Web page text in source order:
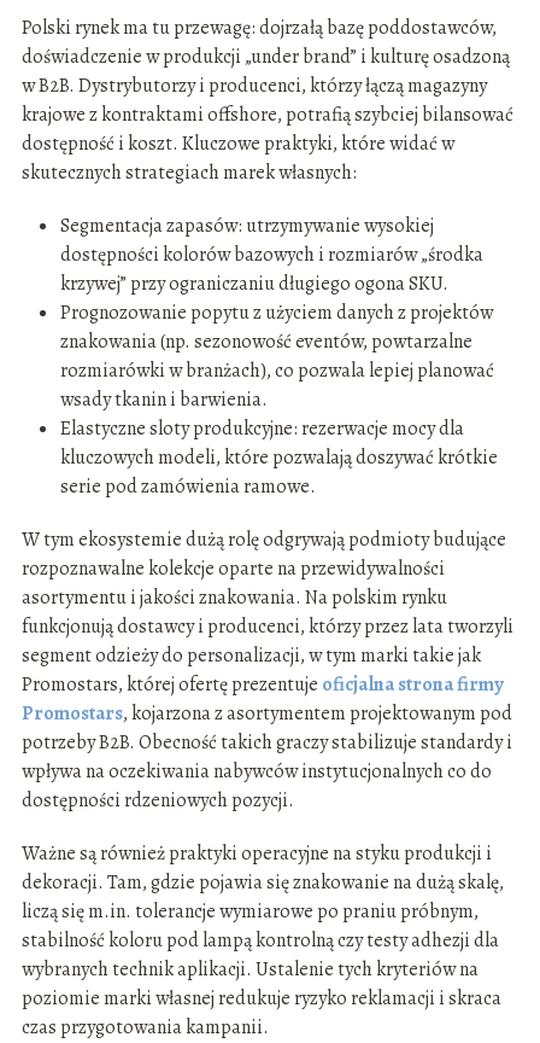
Polski rynek ma tu przewagę: dojrzałą bazę poddostawców,
doświadczenie w produkcji „under brand” i kulturę osadzoną
w B2B. Dystrybutorzy i producenci, którzy łączą magazyny
krajowe z kontraktami offshore, potrafią szybciej bilansować
dostępność i koszt. Kluczowe praktyki, które widać w
skutecznych strategiach marek własnych:
Segmentacja zapasów: utrzymywanie wysokiej
dostępności kolorów bazowych i rozmiarów „środka
krzywej” przy ograniczaniu długiego ogona SKU.
Prognozowanie popytu z użyciem danych z projektów
znakowania (np. sezonowość eventów, powtarzalne
rozmiarówki w branżach), co pozwala lepiej planować
wsady tkanin i barwienia.
Elastyczne sloty produkcyjne: rezerwacje mocy dla
kluczowych modeli, które pozwalają doszywać krótkie
serie pod zamówienia ramowe.
W tym ekosystemie dużą rolę odgrywają podmioty budujące
rozpoznawalne kolekcje oparte na przewidywalności
asortymentu i jakości znakowania. Na polskim rynku
funkcjonują dostawcy i producenci, którzy przez lata tworzyli
segment odzieży do personalizacji, w tym marki takie jak
Promostars, której ofertę prezentuje oficjalna strona firmy
Promostars, kojarzona z asortymentem projektowanym pod
potrzeby B2B. Obecność takich graczy stabilizuje standardy i
wpływa na oczekiwania nabywców instytucjonalnych co do
dostępności rdzeniowych pozycji.
Ważne są również praktyki operacyjne na styku produkcji i
dekoracji. Tam, gdzie pojawia się znakowanie na dużą skalę,
liczą się m.in. tolerancje wymiarowe po praniu próbnym,
stabilność koloru pod lampą kontrolną czy testy adhezji dla
wybranych technik aplikacji. Ustalenie tych kryteriów na
poziomie marki własnej redukuje ryzyko reklamacji i skraca
czas przygotowania kampanii.